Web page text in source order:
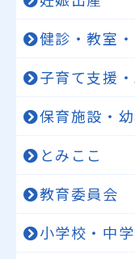
健診・教室
子育て支援
保育施設・
とみここ
教育委員会
小学校・中